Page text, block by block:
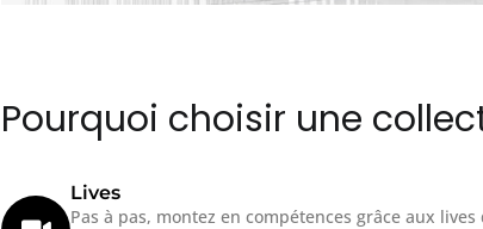
Pourquoi choisir une
Lives
Pas à pas, montez en compétences grâce aux